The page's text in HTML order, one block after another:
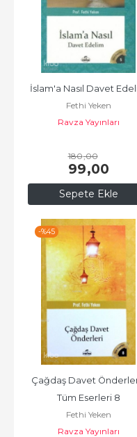
Sepete Ekle
İslam'a Nasıl Davet
Fethi Yeken
Ravza Yayınları
180,00
99,00
-%45
Çağdaş Davet
Tüm Eserleri 8
Fethi Yeken
Ravza Yayınları